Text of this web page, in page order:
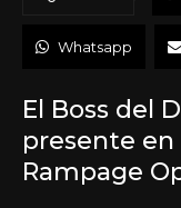
Whatsapp
El Boss del
presente
Rampage